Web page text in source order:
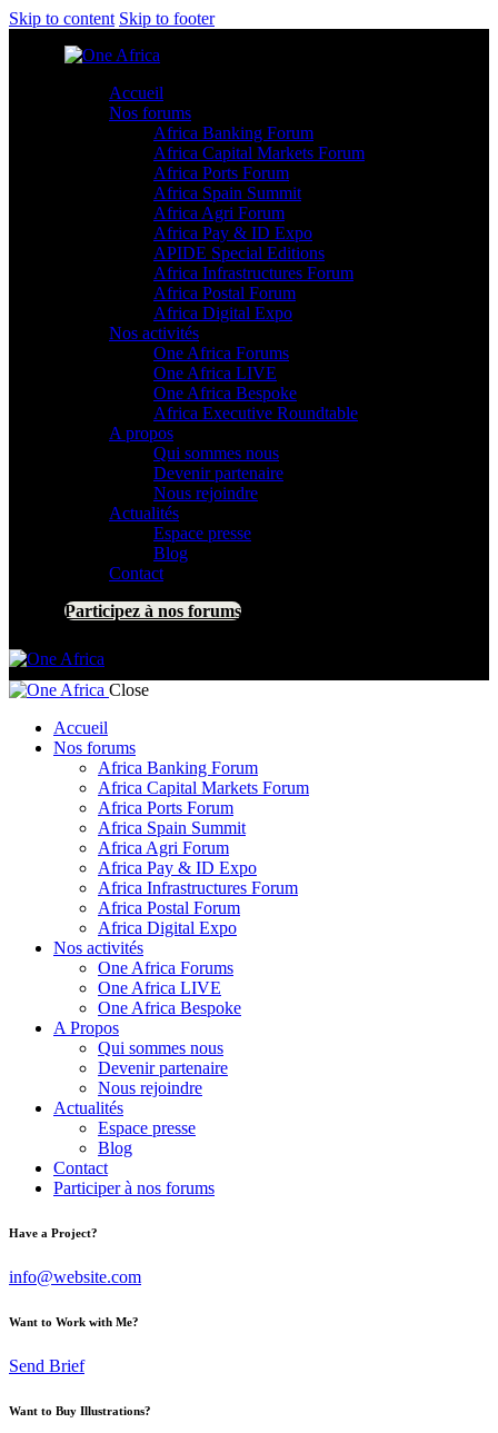
Skip to content Skip to footer
Accueil
Nos forums
Africa Banking Forum
Africa Capital Markets Forum
Africa Ports Forum
Africa Spain Summit
Africa Agri Forum
Africa Pay & ID Expo
APIDE Special Editions
Africa Infrastructures Forum
Africa Postal Forum
Africa Digital Expo
Nos activités
One Africa Forums
One Africa LIVE
One Africa Bespoke
Africa Executive Roundtable
A propos
Qui sommes nous
Devenir partenaire
Nous rejoindre
Actualités
Espace presse
Blog
Contact
Participez à nos forums
Close
Accueil
Nos forums
Africa Banking Forum
Africa Capital Markets Forum
Africa Ports Forum
Africa Spain Summit
Africa Agri Forum
Africa Pay & ID Expo
Africa Infrastructures Forum
Africa Postal Forum
Africa Digital Expo
Nos activités
One Africa Forums
One Africa LIVE
One Africa Bespoke
A Propos
Qui sommes nous
Devenir partenaire
Nous rejoindre
Actualités
Espace presse
Blog
Contact
Participer à nos forums
Have a Project?
info@website.com
Want to Work with Me?
Send Brief
Want to Buy Illustrations?